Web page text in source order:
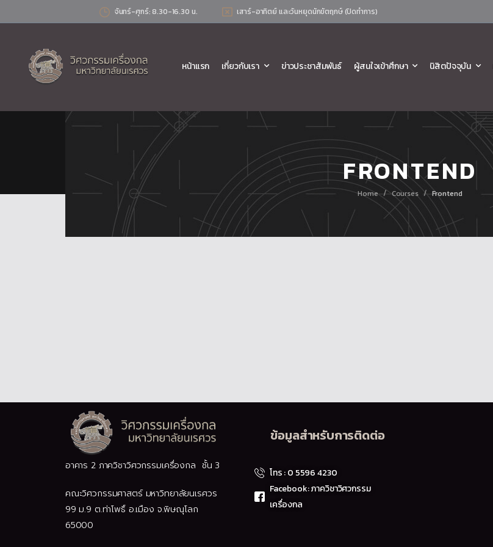
จันทร์-ศุกร์: 8.30-16.30 น. เสาร์-อาทิตย์ และวันหยุดนักขัตฤกษ์ (ปิดทำการ)
หน้าแรก เกี่ยวกับเรา ข่าวประชาสัมพันธ์ ผู้สนใจเข้าศึกษา นิสิตปัจจุบัน
FRONTEND
Home / Courses / Frontend
อาคาร 2 ภาควิชาวิศวกรรมเครื่องกล ชั้น 3
คณะวิศวกรรมศาสตร์ มหาวิทยาลัยนเรศวร
99 ม.9 ต.ท่าโพธิ์ อ.เมือง จ.พิษณุโลก
65000
ข้อมูลสำหรับการติดต่อ
โทร : 0 5596 4230
Facebook: ภาควิชาวิศวกรรม
เครื่องกล